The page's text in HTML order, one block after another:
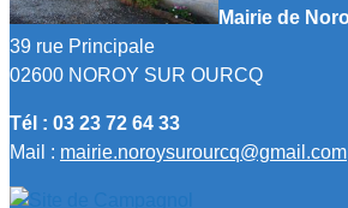
Mairie de
39 rue Principale
02600 NOROY SUR OURCQ
Tél : 03 23 72 64 33
Mail : mairie.noroysurourcq@gmail.com